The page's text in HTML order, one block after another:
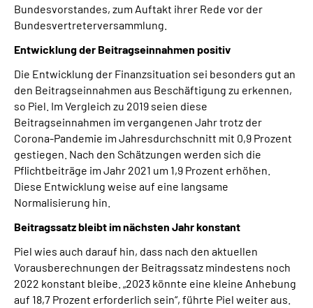
Bundesvorstandes, zum Auftakt ihrer Rede vor der
Bundesvertreterversammlung.
Entwicklung der Beitragseinnahmen positiv
Die Entwicklung der Finanzsituation sei besonders gut an
den Beitragseinnahmen aus Beschäftigung zu erkennen,
so Piel. Im Vergleich zu 2019 seien diese
Beitragseinnahmen im vergangenen Jahr trotz der
Corona-Pandemie im Jahresdurchschnitt mit 0,9 Prozent
gestiegen. Nach den Schätzungen werden sich die
Pflichtbeiträge im Jahr 2021 um 1,9 Prozent erhöhen.
Diese Entwicklung weise auf eine langsame
Normalisierung hin.
Beitragssatz bleibt im nächsten Jahr konstant
Piel wies auch darauf hin, dass nach den aktuellen
Vorausberechnungen der Beitragssatz mindestens noch
2022 konstant bleibe. „2023 könnte eine kleine Anhebung
auf 18,7 Prozent erforderlich sein“, führte Piel weiter aus.